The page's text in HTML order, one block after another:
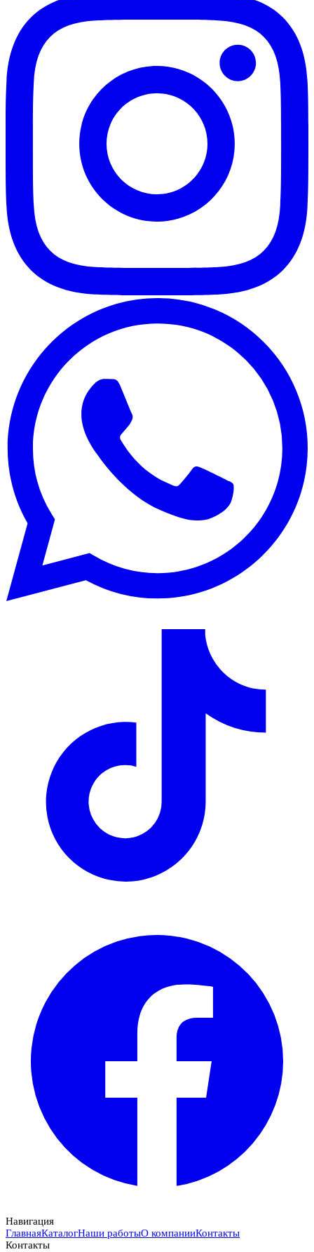
Навигация
ГлавнаяКаталогНаши работыО компанииКонтакты
Контакты